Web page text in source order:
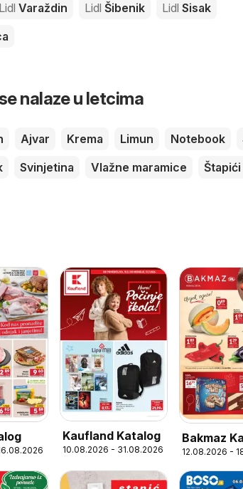
Lidl Varaždin Lidl Šibenik Lidl Sisak
nalaze u letcima
Ajvar Krema Limun Notebook
Svinjetina Vlažne maramice
Štapići
Kaufland Katalog
10.08.2026 - 31.08.2026
Bakmaz
12.08.2026 -